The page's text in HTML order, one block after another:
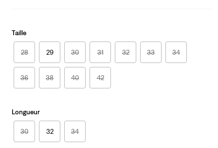
Taille
28 29 30 31 32 33 34
36 38 40 42
Longueur
30 32 34